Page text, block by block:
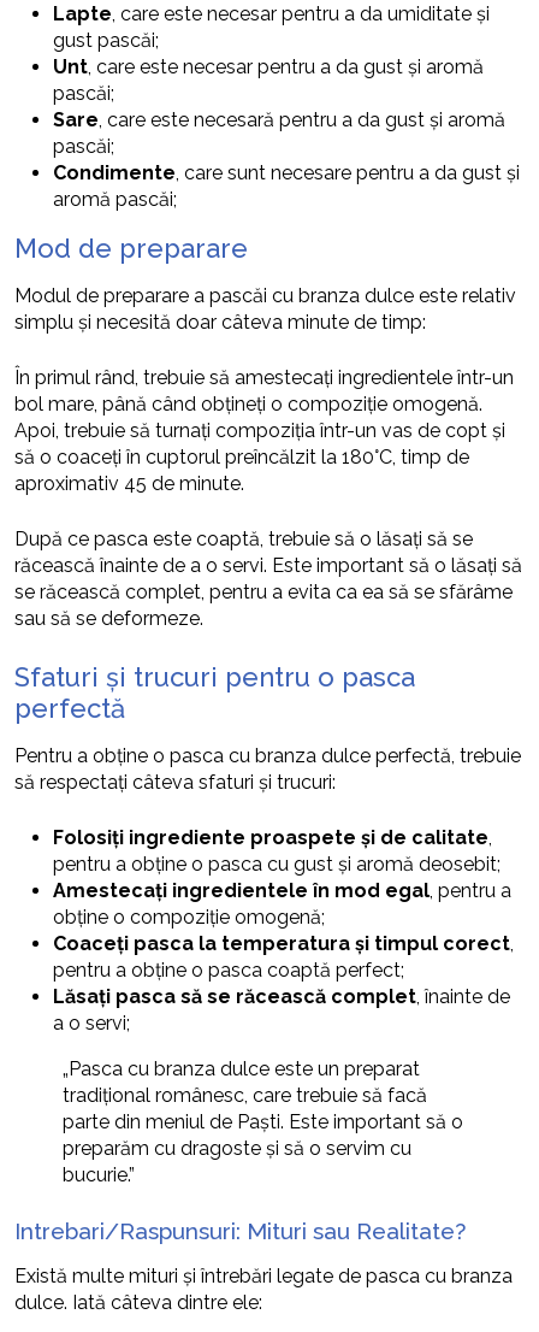
Lapte , care este necesar pentru a da umiditate și
gust pascăi;
Unt , care este necesar pentru a da gust și aromă
pascăi;
Sare , care este necesară pentru a da gust și aromă
pascăi;
Condimente , care sunt necesare pentru a da gust și
aromă pascăi;
Mod de preparare
Modul de preparare a pascăi cu branza dulce este relativ
simplu și necesită doar câteva minute de timp:
În primul rând, trebuie să amestecați ingredientele într-un
bol mare, până când obțineți o compoziție omogenă.
Apoi, trebuie să turnați compoziția într-un vas de copt și
să o coaceți în cuptorul preîncălzit la 180°C, timp de
aproximativ 45 de minute.
După ce pasca este coaptă, trebuie să o lăsați să se
răcească înainte de a o servi. Este important să o lăsați să
se răcească complet, pentru a evita ca ea să se sfărâme
sau să se deformeze.
Sfaturi și trucuri pentru o pasca
perfectă
Pentru a obține o pasca cu branza dulce perfectă, trebuie
să respectați câteva sfaturi și trucuri:
Folosiți ingrediente proaspete și de calitate
pentru a obține o pasca cu gust și aromă deosebit;
Amestecați ingredientele în mod egal , pentru a
obține o compoziție omogenă;
Coaceți pasca la temperatura și timpul corect
pentru a obține o pasca coaptă perfect;
Lăsați pasca să se răcească complet , înainte de
a o servi;
„Pasca cu branza dulce este un preparat
tradițional românesc, care trebuie să facă
parte din meniul de Paști. Este important să o
preparăm cu dragoste și să o servim cu
bucurie.”
Intrebari/Raspunsuri: Mituri sau Realitate?
Există multe mituri și întrebări legate de pasca cu branza
dulce. Iată câteva dintre ele: